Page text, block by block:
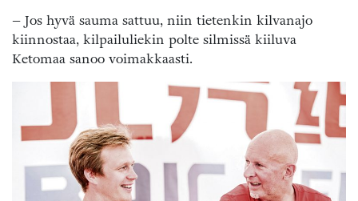
– Jos hyvä sauma sattuu, niin tietenkin kilvanajo
kiinnostaa, kilpailuliekin polte silmissä kiiluva
Ketomaa sanoo voimakkaasti.